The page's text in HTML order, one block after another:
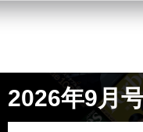
2026年9月